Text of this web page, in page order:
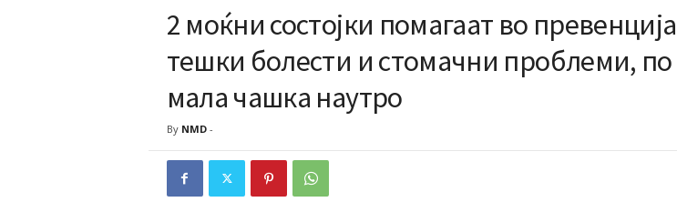
2 моќни состојки помагаат во
тешки болести и стомачни проблеми, по
мала чашка наутро
By NMD-